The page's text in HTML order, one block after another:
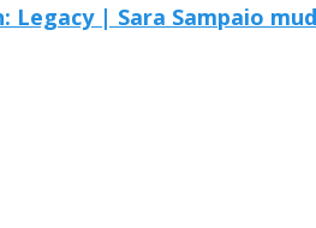
Legacy | Sara Sampaio